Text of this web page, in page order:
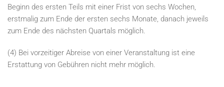
Beginn des ersten Teils mit einer Frist von sechs Wochen,
erstmalig zum Ende der ersten sechs Monate, danach jeweils
zum Ende des nächsten Quartals möglich.
(4) Bei vorzeitiger Abreise von einer Veranstaltung ist eine
Erstattung von Gebühren nicht mehr möglich.